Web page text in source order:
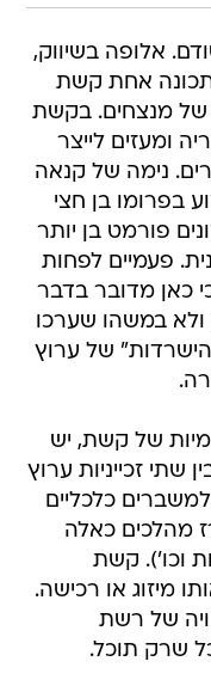
אלופה בשיווק,
אחת קשת
של מנצחים. בקשת
ומעזים לייצר
נימה של קנאה
בפרומו בן חצי
פורמט בן יותר
פעמיים לפחות
כאן מדובר בדבר
ולא במשהו שערכו
של ערוץ
של קשת, יש
שתי זכייניות ערוץ
כלכליים
מהלכים כאלה
וכו'). קשת
מיזוג או רכישה.
של רשת
שרק תוכל.